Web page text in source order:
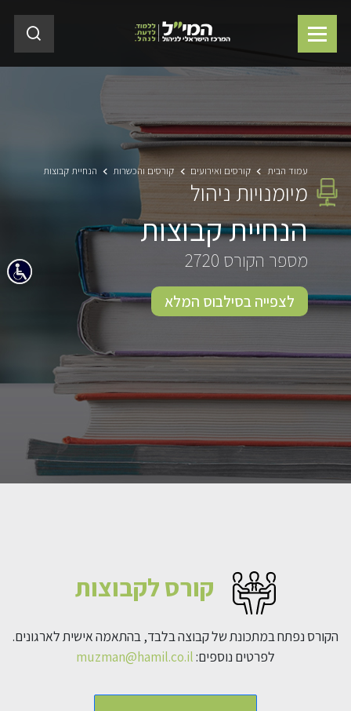
עמוד הבית קורסים ואירועים קורסים והכשרות הנחיית קבוצות
מיומנויות ניהול
הנחיית קבוצות
מספר הקורס 2720
לצפייה בסילבוס המלא
קורס לקבוצות
הקורס נפתח במתכונת של קבוצה בלבד, בהתאמה אישית לארגונים.
לפרטים נוספים:muzman@hamil.co.il